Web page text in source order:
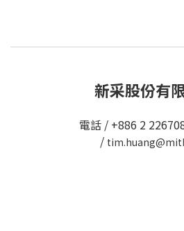
新采股份有
電話 / +886 2
/